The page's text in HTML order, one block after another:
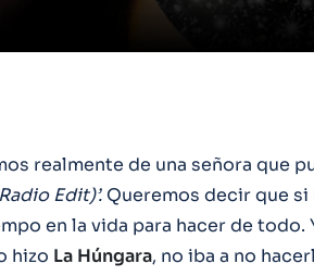
realmente de una señora que
Edit)’. Queremos decir que
en la vida para hacer de todo.
hizo La Húngara, no iba a no